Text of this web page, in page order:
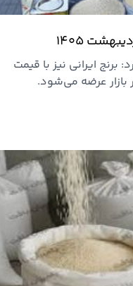
برنج ایرانی نیز با قیمت